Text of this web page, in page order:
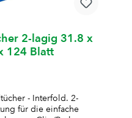
2-lagig 31.8 x
124 Blatt
- Interfold. 2-
für die einfache